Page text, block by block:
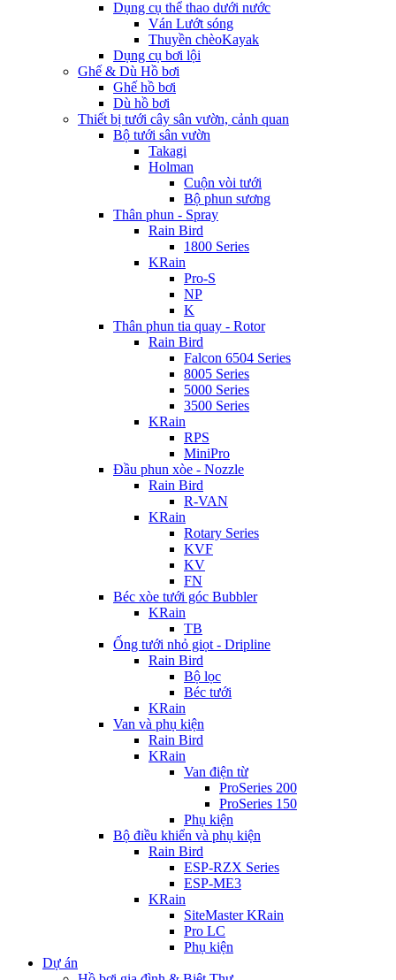
Dụng cụ thể thao dưới nước
Ván Lướt sóng
Thuyền chèoKayak
Dụng cụ bơi lội
Ghế & Dù Hồ bơi
Ghế hồ bơi
Dù hồ bơi
Thiết bị tưới cây sân vườn, cảnh quan
Bộ tưới sân vườn
Takagi
Holman
Cuộn vòi tưới
Bộ phun sương
Thân phun - Spray
Rain Bird
1800 Series
KRain
Pro-S
NP
K
Thân phun tia quay - Rotor
Rain Bird
Falcon 6504 Series
8005 Series
5000 Series
3500 Series
KRain
RPS
MiniPro
Đầu phun xòe - Nozzle
Rain Bird
R-VAN
KRain
Rotary Series
KVF
KV
FN
Béc xòe tưới góc Bubbler
KRain
TB
Ống tưới nhỏ giọt - Dripline
Rain Bird
Bộ lọc
Béc tưới
KRain
Van và phụ kiện
Rain Bird
KRain
Van điện từ
ProSeries 200
ProSeries 150
Phụ kiện
Bộ điều khiển và phụ kiện
Rain Bird
ESP-RZX Series
ESP-ME3
KRain
SiteMaster KRain
Pro LC
Phụ kiện
Dự án